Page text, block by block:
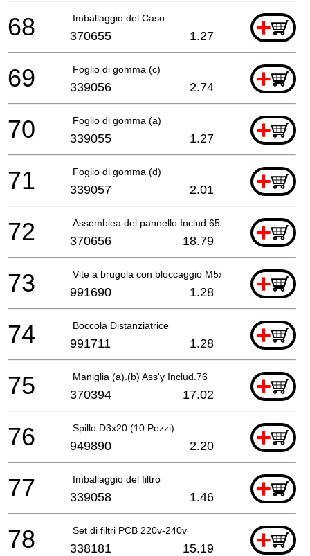
Imballaggio del Caso +
68 370655 1.27
Foglio di gomma (c) +
69 339056 2.74
Foglio di gomma (a) +
70 339055 1.27
Foglio di gomma (d) +
71 339057 2.01
Assemblea del pannello Includ.65 +
72 370656 18.79
Vite a brugola con bloccaggio M5x12 +
73 991690 1.28
Boccola Distanziatrice +
74 991711 1.28
Maniglia (a).(b) Ass'y Includ.76 +
75 370394 17.02
Spillo D3x20 (10 Pezzi) +
76 949890 2.20
Imballaggio del filtro +
77 339058 1.46
Set di filtri PCB 220v-240v +
78 338181 15.19